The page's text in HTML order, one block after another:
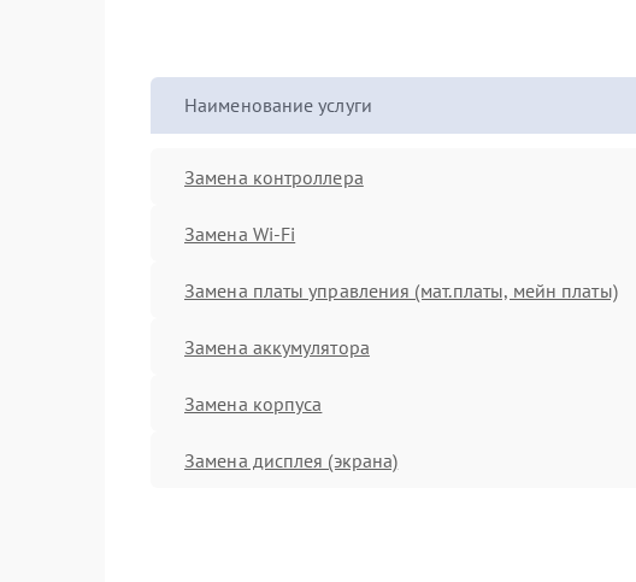
Наименование услуги
Замена контроллера
Замена Wi-Fi
Замена платы управления (мат.платы, мейн платы)
Замена аккумулятора
Замена корпуса
Замена дисплея (экрана)